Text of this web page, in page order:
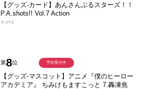
【グッズ-カード】あんさんぶるスターズ！！
P.A.shots!! Vol.7 Action
￥275
第8位
【グッズ-マスコット】アニメ『僕のヒーロー
アカデミア』 ちみけもますこっと 7.轟凍焦
予約受付中